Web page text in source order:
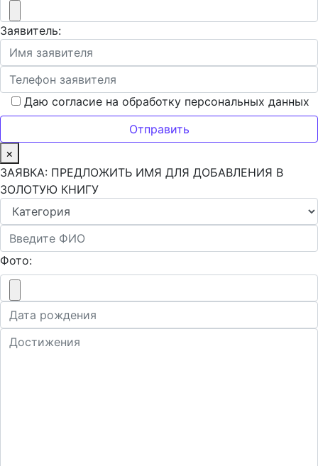
Заявитель:
Даю согласие на обработку персональных данных
×
ЗАЯВКА: ПРЕДЛОЖИТЬ ИМЯ ДЛЯ ДОБАВЛЕНИЯ В
ЗОЛОТУЮ КНИГУ
Фото: